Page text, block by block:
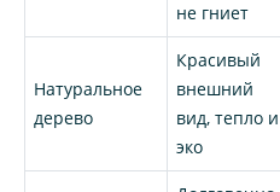
не гниет
Натуральное
дерево
Красивый
внешний
вид, тепло и
эко